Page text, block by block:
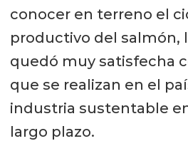
conocer en terreno el
productivo del salmón,
quedó muy satisfecha
que se realizan en el
industria sustentable
largo plazo.